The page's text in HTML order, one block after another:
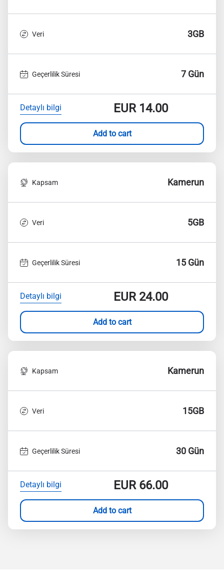
Veri 3GB
Geçerlilik Süresi 7 Gün
Detaylı bilgi EUR14.00
Add to cart
Kapsam Kamerun
Veri 5GB
Geçerlilik Süresi 15 Gün
Detaylı bilgi EUR24.00
Add to cart
Kapsam Kamerun
Veri 15GB
Geçerlilik Süresi 30 Gün
Detaylı bilgi EUR66.00
Add to cart